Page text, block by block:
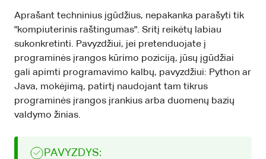
Aprašant techninius įgūdžius, nepakanka parašyti tik
"kompiuterinis raštingumas". Sritį reikėtų labiau
sukonkretinti. Pavyzdžiui, jei pretenduojate į
programinės įrangos kūrimo poziciją, jūsų įgūdžiai
gali apimti programavimo kalbų, pavyzdžiui: Python ar
Java, mokėjimą, patirtį naudojant tam tikrus
programinės įrangos įrankius arba duomenų bazių
valdymo žinias.
PAVYZDYS: